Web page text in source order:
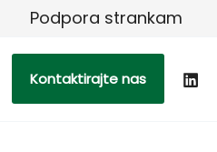
Podpora strankam
Kontaktirajte nas